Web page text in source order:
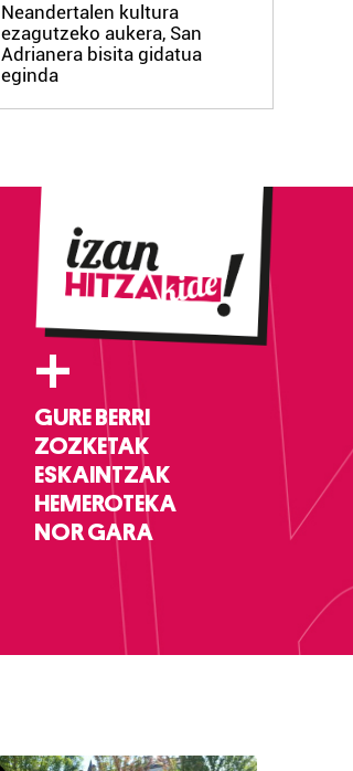
Neandertalen kultura
ezagutzeko aukera, San
Adrianera bisita gidatua
eginda
+
GURE BERRI
ZOZKETAK
ESKAINTZAK
HEMEROTEKA
NOR GARA